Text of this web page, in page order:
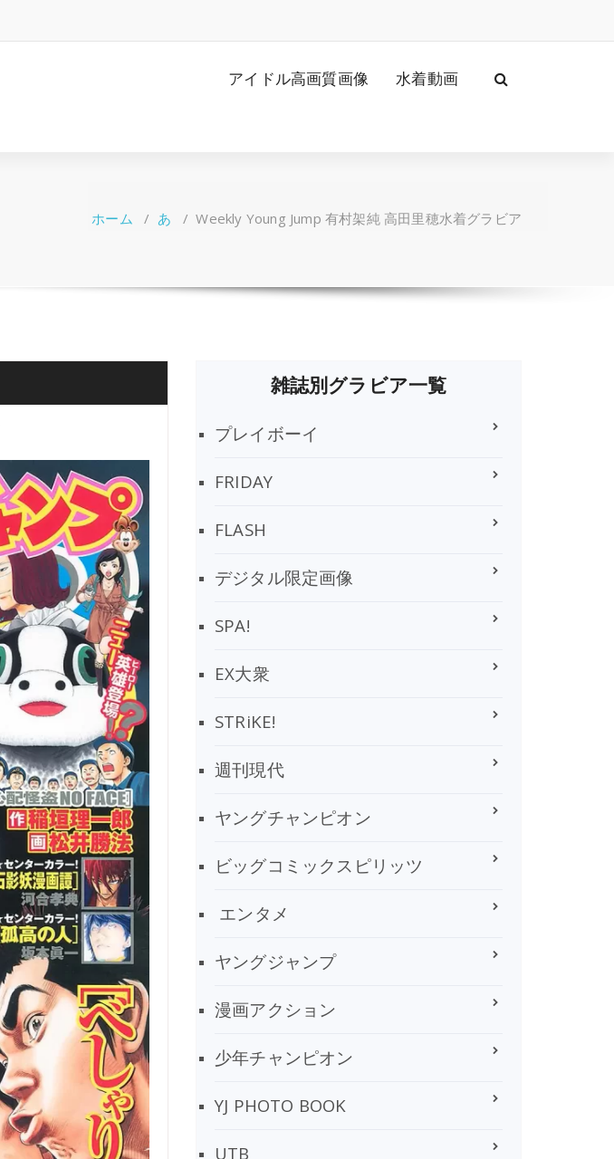
アイドル高画質画像 水着動画
ホーム / あ /Weekly Young Jump 有村架純 高田里穂水着グラビア
雑誌別グラビア一覧
プレイボーイ
FRIDAY
FLASH
デジタル限定画像
SPA!
EX大衆
STRiKE!
週刊現代
ヤングチャンピオン
ビッグコミックスピリッツ
エンタメ
ヤングジャンプ
漫画アクション
少年チャンピオン
YJ PHOTO BOOK
UTB